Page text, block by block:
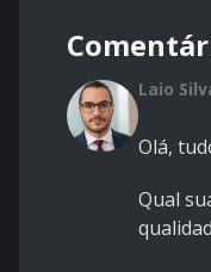
Laio
Olá,
Qual